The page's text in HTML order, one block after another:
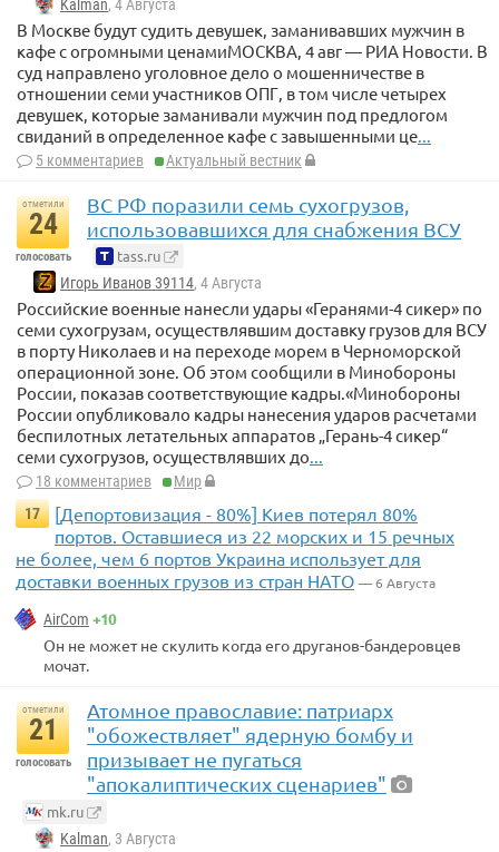
Kalman, 4 Августа
В Москве будут судить девушек, заманивавших мужчин в
кафе с огромными ценамиМОСКВА, 4 авг — РИА Новости. В
суд направлено уголовное дело о мошенничестве в
отношении семи участников ОПГ, в том числе четырех
девушек, которые заманивали мужчин под предлогом
свиданий в определенное кафе с завышенными це...
5 комментариев Актуальный вестник
отметили
24
голосовать
ВС РФ поразили семь сухогрузов,
использовавшихся для снабжения ВСУ
tass.ru
Игорь Иванов 39114, 4 Августа
Российские военные нанесли удары «Геранями-4 сикер» по
семи сухогрузам, осуществлявшим доставку грузов для ВСУ
в порту Николаев и на переходе морем в Черноморской
операционной зоне. Об этом сообщили в Минобороны
России, показав соответствующие кадры.«Минобороны
России опубликовало кадры нанесения ударов расчетами
беспилотных летательных аппаратов „Герань-4 сикер“
семи сухогрузов, осуществлявших до...
18 комментариев
Мир
17
[Депортовизация - 80%] Киев потерял 80%
портов. Оставшиеся из 22 морских и 15 речных
не более, чем 6 портов Украина использует для
доставки военных грузов из стран НАТО — 6 Августа
AirCom +10
Он не может не скулить когда его друганов-бандеровцев
мочат.
отметили
21
голосовать
Атомное православие: патриарх
"обожествляет" ядерную бомбу и
призывает не пугаться
"апокалиптических сценариев"
mk.ru
Kalman, 3 Августа